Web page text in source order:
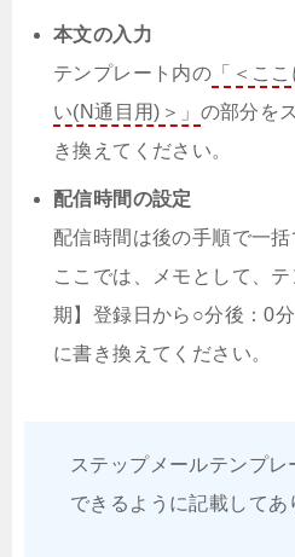
本文の入力
テンプレート内の 「＜こ
い(N通目用)＞」 の部分を
き換えてください。
配信時間の設定
配信時間は後の手順で一括
ここでは、メモとして、
期】登録日から○分後：0
に書き換えてください。
ステップメールテンプ
できるように記載してあ